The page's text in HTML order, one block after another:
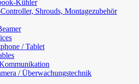
Kühler
Shrouds, Montagezubehör
/ Tablet
/ Überwachungstechnik